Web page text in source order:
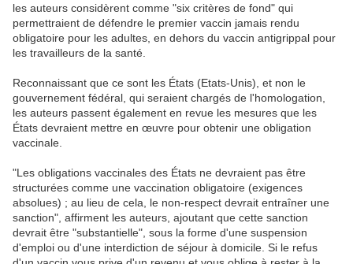
les auteurs considèrent comme "six critères de fond" qui
permettraient de défendre le premier vaccin jamais rendu
obligatoire pour les adultes, en dehors du vaccin antigrippal pour
les travailleurs de la santé.
Reconnaissant que ce sont les États (Etats-Unis), et non le
gouvernement fédéral, qui seraient chargés de l'homologation,
les auteurs passent également en revue les mesures que les
États devraient mettre en œuvre pour obtenir une obligation
vaccinale.
"Les obligations vaccinales des États ne devraient pas être
structurées comme une vaccination obligatoire (exigences
absolues) ; au lieu de cela, le non-respect devrait entraîner une
sanction", affirment les auteurs, ajoutant que cette sanction
devrait être "substantielle", sous la forme d'une suspension
d'emploi ou d'une interdiction de séjour à domicile. Si le refus